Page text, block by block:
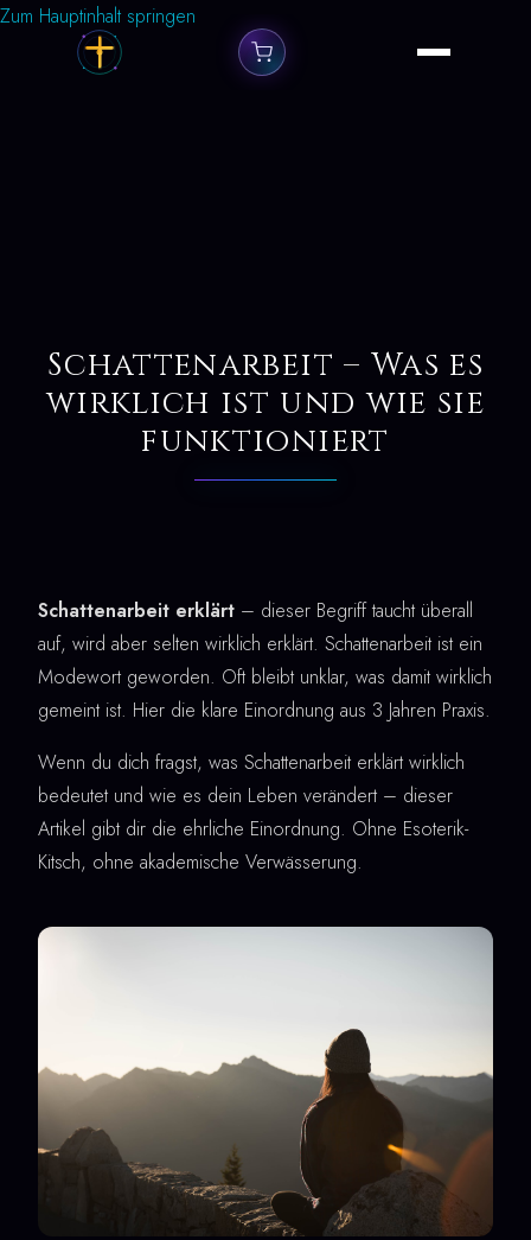
Zum Hauptinhalt springen
Schattenarbeit – Was es
wirklich ist und wie sie
funktioniert
Schattenarbeit erklärt – dieser Begriff taucht überall
auf, wird aber selten wirklich erklärt. Schattenarbeit ist ein
Modewort geworden. Oft bleibt unklar, was damit wirklich
gemeint ist. Hier die klare Einordnung aus 3 Jahren Praxis.
Wenn du dich fragst, was Schattenarbeit erklärt wirklich
bedeutet und wie es dein Leben verändert – dieser
Artikel gibt dir die ehrliche Einordnung. Ohne Esoterik-
Kitsch, ohne akademische Verwässerung.